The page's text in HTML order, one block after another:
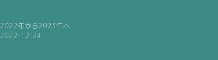
2022年から2023年へ
2022-12-24